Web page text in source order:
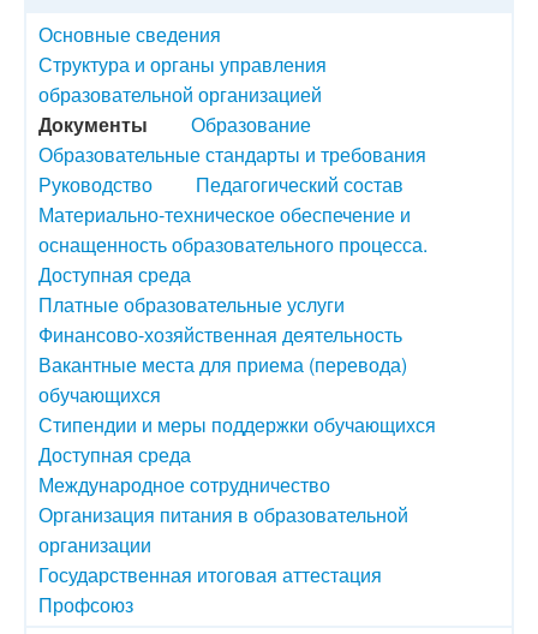
Основные сведения
Структура и органы управления
образовательной организацией
Документы
Образование
Образовательные стандарты и требования
Руководство
Педагогический состав
Материально-техническое обеспечение и
оснащенность образовательного процесса.
Доступная среда
Платные образовательные услуги
Финансово-хозяйственная деятельность
Вакантные места для приема (перевода)
обучающихся
Стипендии и меры поддержки обучающихся
Доступная среда
Международное сотрудничество
Организация питания в образовательной
организации
Государственная итоговая аттестация
Профсоюз